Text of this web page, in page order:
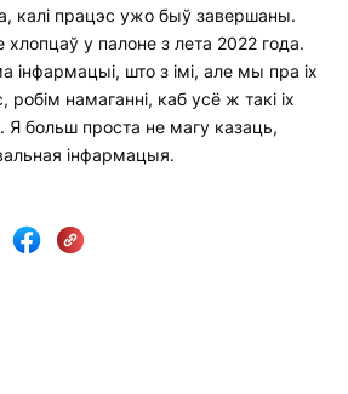
калі працэс ужо быў завершаны.
у палоне з лета 2022 года.
што з імі, але мы пра іх
намаганні, каб усё ж такі іх
Я больш проста не магу казаць,
інфармацыя.